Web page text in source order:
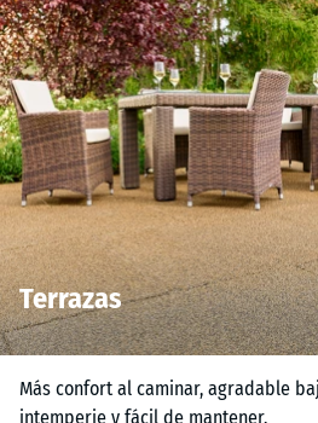
Terrazas
Más confort al caminar, agradable
intemperie y fácil de mantener.